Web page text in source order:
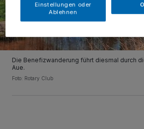
Die Benefizwanderung führt diesmal durch
Aue.
Foto: Rotary Club
Einstellungen oder
Ablehnen